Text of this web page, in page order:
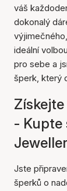
váš
dokonalý
ideální
pro sebe a
šperk, který
- Kupte
Jste
šperků o